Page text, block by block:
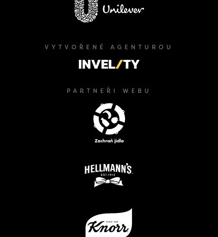
VYTVOŘENÉ AGENTUROU
PARTNEŘI WEBU